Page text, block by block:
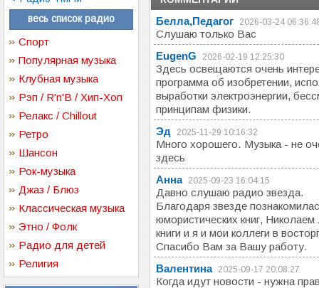
весь список радио
Спорт
Популярная музыка
Клубная музыка
Рэп / R'n'B / Хип-Хоп
Релакс / Chillout
Ретро
Шансон
Рок-музыка
Джаз / Блюз
Классическая музыка
Этно / Фолк
Радио для детей
Религия
Белла,педагог 2026-03-24
Слушаю только Вас
EugenG
2026-02-19 12:25:30
Здесь освещаются очень
программа об изобретении,
выработки электроэнергии,
принципам физики.
Эд
2025-11-29 10:16:32
Много хорошего. Музыка - не
здесь
Анна
2025-09-23 16:04:15
Давно слушаю радио звезда.
Благодаря звезде
юмористических книг,
книги и я и мои коллеги в
Спасибо Вам за Вашу работу.
Валентина
2025-09-17 20:08:27
Когда идут новости - нужна